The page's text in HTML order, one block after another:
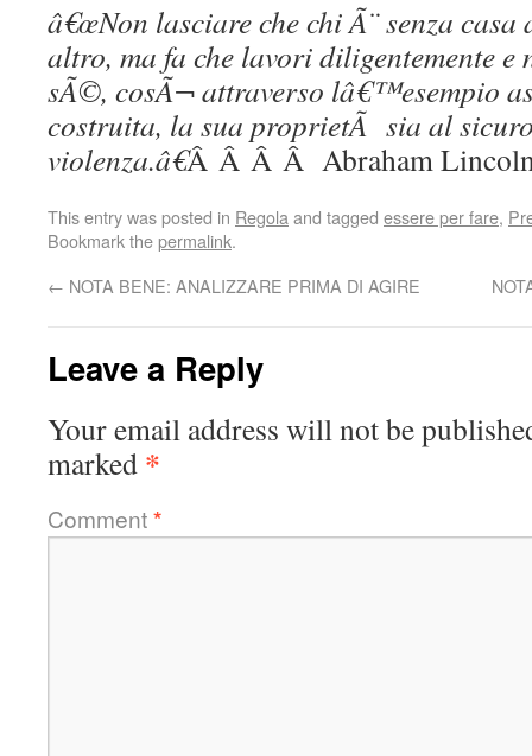
â€œNon lasciare che chi Ã¨ senza
altro, ma fa che lavori diligentemente e
sÃ©, cosÃ¬ attraverso lâ€™esempio
costruita, la sua proprietÃ sia al
violenza.â€Â Â Â Â Abraham
This entry was posted in Regola and tagged essere per fare,
Bookmark thepermalink.
← NOTA BENE: ANALIZZARE PRIMA DI AGIRE
Leave a Reply
Your email address will not be
marked *
Comment*